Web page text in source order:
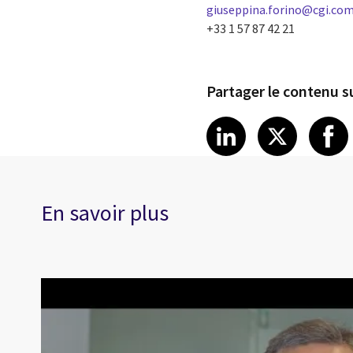
giuseppina.forino@cgi.com
+33 1 57 87 42 21
Partager le contenu
Share article
LinkedIn
Share
X
En savoir plus